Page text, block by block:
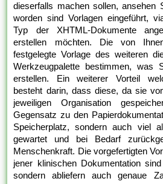
dieserfalls machen sollen, ansehen
worden sind Vorlagen eingeführt,
Typ der XHTML-Dokumente
erstellen möchten. Die von
festgelegte Vorlage des weiteren
Werkzeugpalette bestimmen, was
erstellen. Ein weiterer Vorteil
besteht darin, dass diese, da sie
jeweiligen Organisation
Gegensatz zu den
Speicherplatz, sondern auch viel
gewartet und bei Bedarf
Menschenkraft. Die vorgefertigten
jener klinischen Dokumentation
sondern abliefern auch genaue